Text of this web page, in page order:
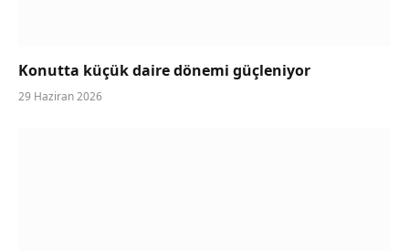
Konutta küçük daire dönemi güçleniyor
29 Haziran 2026